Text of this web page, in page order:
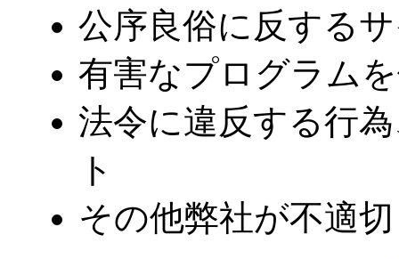
公序良俗に反する
有害なプログラム
法令に違反する行
ト
その他弊社が不適